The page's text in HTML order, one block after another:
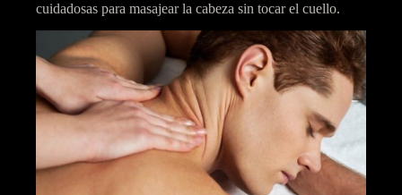
cuidadosas para masajear la cabeza sin tocar el cuello.